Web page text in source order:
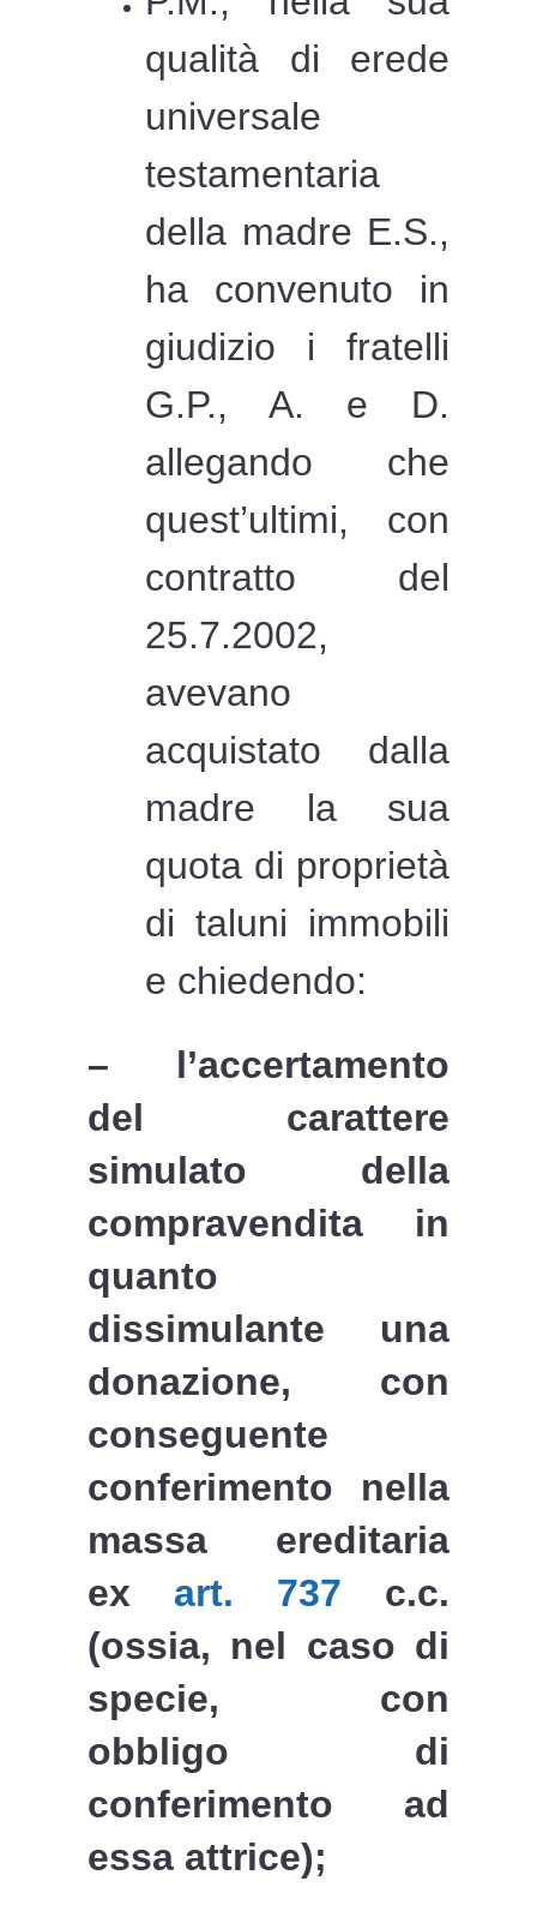
qualità di erede
universale
testamentaria
della madre E.S.,
ha convenuto in
giudizio i fratelli
G.P., A. e D.
allegando che
quest’ultimi, con
contratto del
25.7.2002,
avevano
acquistato dalla
madre la sua
quota di proprietà
di taluni immobili
e chiedendo:
– l’accertamento
del carattere
simulato della
compravendita in
quanto
dissimulante una
donazione, con
conseguente
conferimento nella
massa ereditaria
ex art. 737 c.c.
(ossia, nel caso di
specie, con
obbligo di
conferimento ad
essa attrice);